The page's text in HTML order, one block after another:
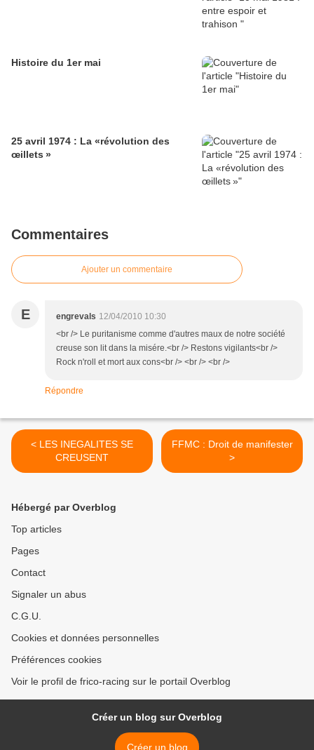
Histoire du 1er mai
25 avril 1974 : La «révolution des
œillets »
Commentaires
Ajouter un commentaire
E engrevals 12/04/2010 10:30
<br /> Le puritanisme comme d'autres maux de notre société
creuse son lit dans la misére.<br /> Restons vigilants<br />
Rock n'roll et mort aux cons<br /> <br /> <br />
Répondre
< LES INEGALITES SE
CREUSENT
FFMC : Droit de manifester
>
Hébergé par Overblog
Top articles
Pages
Contact
Signaler un abus
C.G.U.
Cookies et données personnelles
Préférences cookies
Voir le profil de frico-racing sur le portail Overblog
Créer un blog sur Overblog
Créer un blog